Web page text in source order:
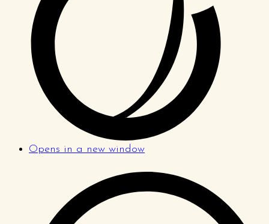
Opens in a new window